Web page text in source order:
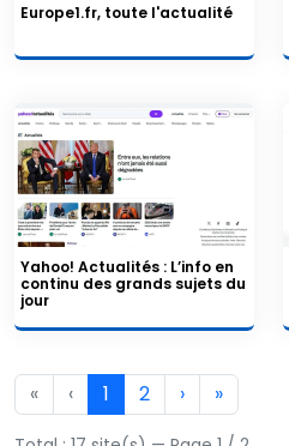
Europe1.fr, toute l'actualité
Yahoo! Actualités : L’info en
continu des grands sujets du
jour
« ‹ 1 2 › »